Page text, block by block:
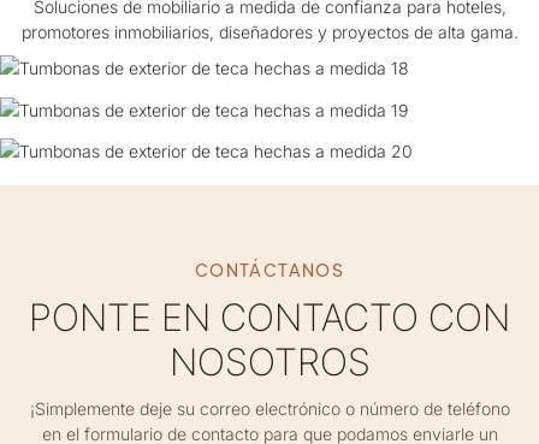
Soluciones de mobiliario a medida de confianza para hoteles,
promotores inmobiliarios, diseñadores y proyectos de alta gama.
ACHIEVEMENTS
COSAS QUE HEMOS LOGRADO
COOPERATION
COSAS QUE HEMOS LOGRADO
COOPERATION
COSAS QUE HEMOS LOGRADO
CONTÁCTANOS
PONTE EN CONTACTO CON
NOSOTROS
¡Simplemente deje su correo electrónico o número de teléfono
en el formulario de contacto para que podamos enviarle un